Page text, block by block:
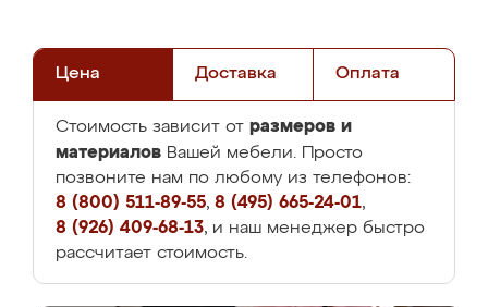
Цена Доставка Оплата
Стоимость зависит от размеров и
материалов Вашей мебели. Просто
позвоните нам по любому из телефонов:
8 (800) 511-89-55, 8 (495) 665-24-01,
8 (926) 409-68-13, и наш менеджер быстро
рассчитает стоимость.